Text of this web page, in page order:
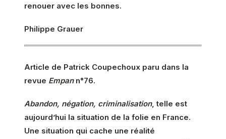
renouer avec les bonnes.
Philippe Grauer
Article de Patrick Coupechoux paru dans la
revue Empann°76.
Abandon, négation, criminalisation, telle est
aujourd’hui la situation de la folie en France.
Une situation qui cache une réalité